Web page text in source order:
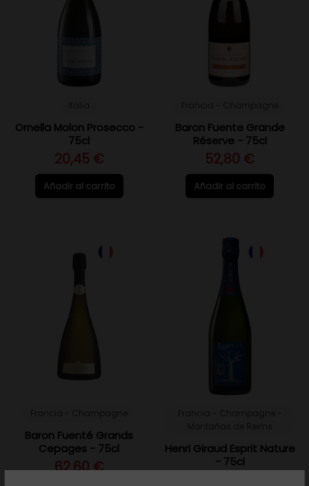
Ornella Molon Prosecco -
75cl
20,45 €
Añadir al carrito
Baron Fuente Grande
Réserve - 75cl
52,80 €
Añadir al carrito
Baron Fuenté Grands
Cepages - 75cl
62,60 €
Henri Giraud Esprit Nature
- 75cl